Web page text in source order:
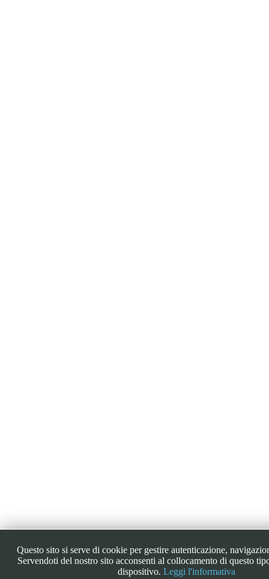
Questo sito si serve di cookie per gestire autenticazione,
Servendoti del nostro sito acconsenti al collocamento di questo
dispositivo. Leggi l'informativa